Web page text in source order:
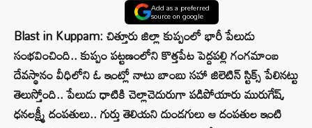
Add as a preferred
source on google
Blast in Kuppam: చిత్తూరు జిల్లా కుప్పంలో భారీ పేలుడు
సంభవించింది.. కుప్పం పట్టణంలోని కొత్తపేట పెద్దపల్లి గంగమాంబ
దేవస్థానం వీధిలోని ఓ ఇంట్లో నాటు బాంబు సహా జిలెటిన్ స్టిక్స్ పేలినట్టు
తెలుస్తోంది.. పేలుడు ధాటికి చెల్లాచెదురుగా పడిపోయారు మురుగేష్,
ధనలక్ష్మీ దంపతులు.. గుర్తు తెలియని దుండగులు ఆ దంపతుల ఇంటి